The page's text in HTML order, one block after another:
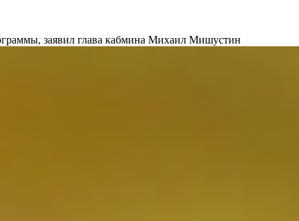
заявил глава кабмина Михаил Мишустин